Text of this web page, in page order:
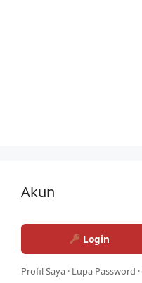
Akun
Login
Profil Saya · Lupa Password ·